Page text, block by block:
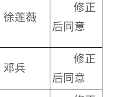
徐莲薇
修正
后同意
邓兵
修正
后同意